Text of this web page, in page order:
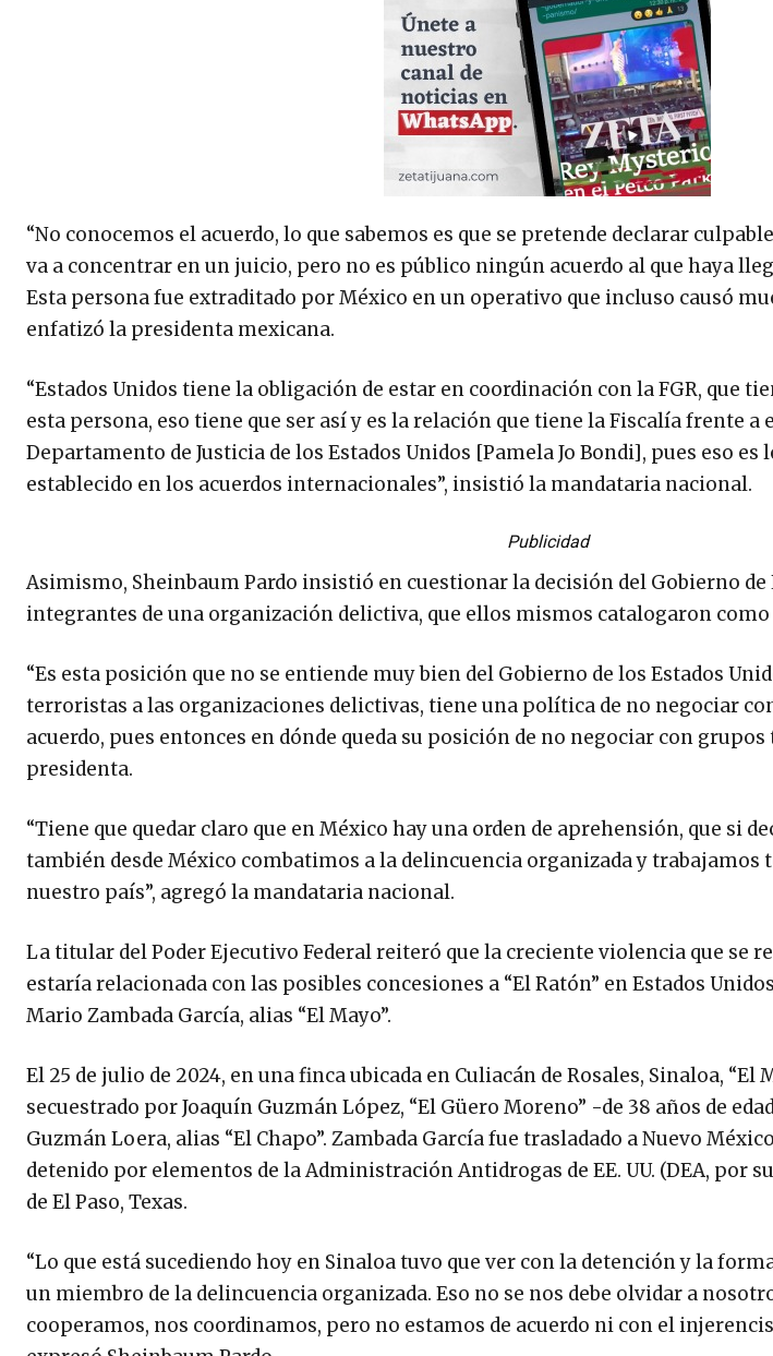
“No conocemos el acuerdo, lo que sabemos es que se pretende declarar
va a concentrar en un juicio, pero no es público ningún acuerdo al que haya
Esta persona fue extraditado por México en un operativo que incluso causó
enfatizó la presidenta mexicana.
“Estados Unidos tiene la obligación de estar en coordinación con la FGR, que
esta persona, eso tiene que ser así y es la relación que tiene la Fiscalía frente
Departamento de Justicia de los Estados Unidos [Pamela Jo Bondi], pues eso
establecido en los acuerdos internacionales”, insistió la mandataria nacional.
Publicidad
Asimismo, Sheinbaum Pardo insistió en cuestionar la decisión del Gobierno de
integrantes de una organización delictiva, que ellos mismos catalogaron
“Es esta posición que no se entiende muy bien del Gobierno de los Estados
terroristas a las organizaciones delictivas, tiene una política de no negociar
acuerdo, pues entonces en dónde queda su posición de no negociar con
presidenta.
“Tiene que quedar claro que en México hay una orden de aprehensión, que si
también desde México combatimos a la delincuencia organizada y trabajamos
nuestro país”, agregó la mandataria nacional.
La titular del Poder Ejecutivo Federal reiteró que la creciente violencia que se
estaría relacionada con las posibles concesiones a “El Ratón” en Estados
Mario Zambada García, alias “El Mayo”.
El 25 de julio de 2024, en una finca ubicada en Culiacán de Rosales, Sinaloa, “El
secuestrado por Joaquín Guzmán López, “El Güero Moreno” -de 38 años de
Guzmán Loera, alias “El Chapo”. Zambada García fue trasladado a Nuevo
detenido por elementos de la Administración Antidrogas de EE. UU. (DEA, por
de El Paso, Texas.
“Lo que está sucediendo hoy en Sinaloa tuvo que ver con la detención y la
un miembro de la delincuencia organizada. Eso no se nos debe olvidar a
cooperamos, nos coordinamos, pero no estamos de acuerdo ni con el